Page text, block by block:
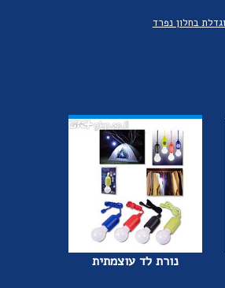
בחלון נפרד
נורת לד עוצמתית